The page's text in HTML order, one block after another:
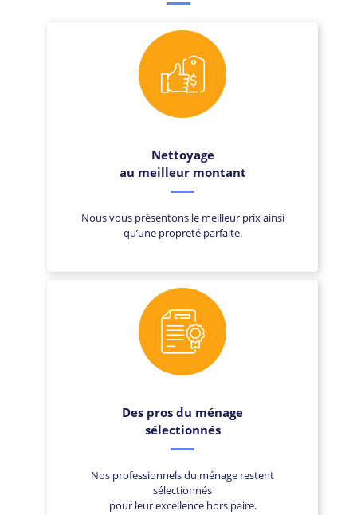
Nettoyage
au meilleur montant
Nous vous présentons le meilleur prix ainsi
qu’une propreté parfaite.
Des pros du ménage
sélectionnés
Nos professionnels du ménage restent
sélectionnés
pour leur excellence hors paire.